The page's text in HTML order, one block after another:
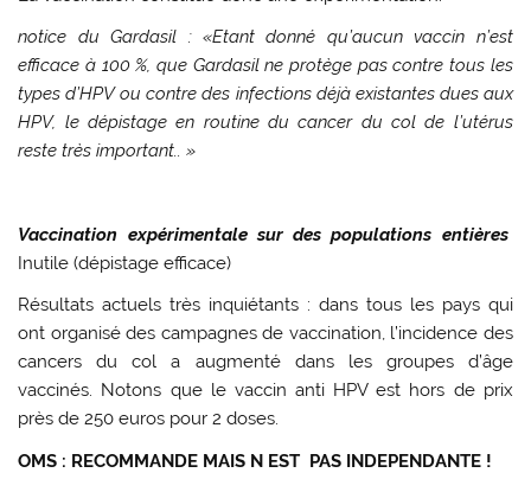
notice du Gardasil : «Etant donné qu’aucun vaccin n’est
efficace à 100 %, que Gardasil ne protège pas contre tous les
types d’HPV ou contre des infections déjà existantes dues aux
HPV, le dépistage en routine du cancer du col de l’utérus
reste très important.. »
Vaccination expérimentale sur des populations entières
Inutile (dépistage efficace)
Résultats actuels très inquiétants : dans tous les pays qui
ont organisé des campagnes de vaccination, l’incidence des
cancers du col a augmenté dans les groupes d’âge
vaccinés. Notons que le vaccin anti HPV est hors de prix
près de 250 euros pour 2 doses.
OMS : RECOMMANDE MAIS N EST PAS INDEPENDANTE !